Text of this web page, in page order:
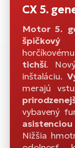
CX 5.
Motor 5.
tichší.
inštaláciu.
merajú
vybavený
Nižšia